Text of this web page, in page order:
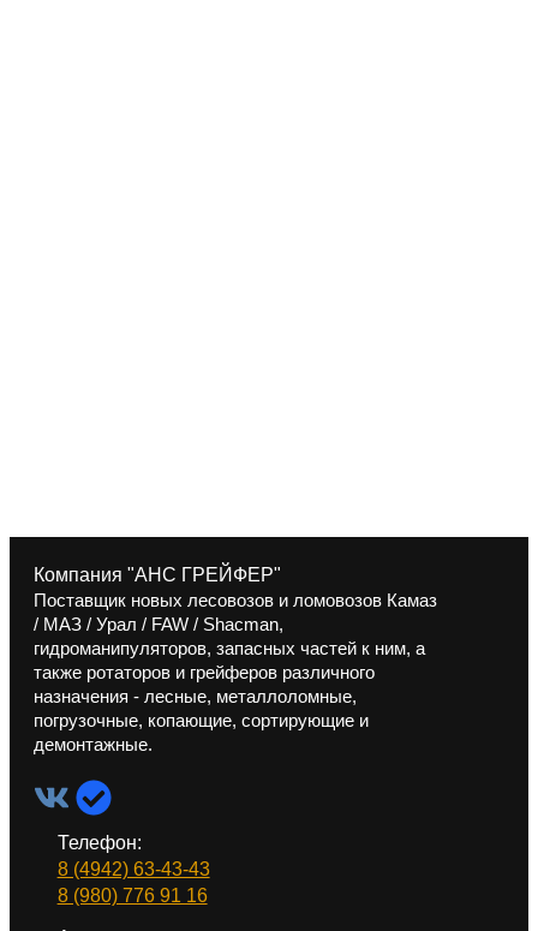
Компания "АНС ГРЕЙФЕР"
Поставщик новых лесовозов и ломовозов Камаз
/ МАЗ / Урал / FAW / Shacman,
гидроманипуляторов, запасных частей к ним, а
также ротаторов и грейферов различного
назначения - лесные, металлоломные,
погрузочные, копающие, сортирующие и
демонтажные.
Телефон:
8 (4942) 63-43-43
8 (980) 776 91 16